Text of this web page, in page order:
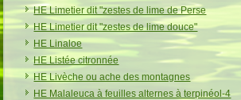
HE Limetier dit "zestes de lime de Perse
HE Limetier dit "zestes de lime douce"
HE Linaloe
HE Listée citronnée
HE Livèche ou ache des montagnes
HE Malaleuca à feuilles alternes à terpinéol-4